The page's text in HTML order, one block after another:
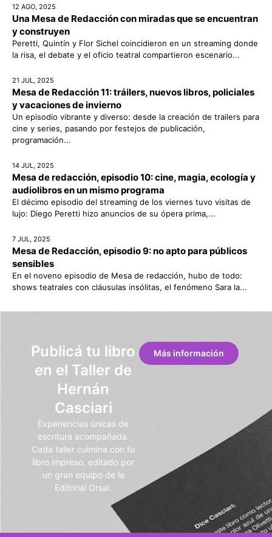
12 AGO, 2025
Una Mesa de Redacción con miradas que se encuentran
y construyen
Peretti, Quintín y Flor Sichel coincidieron en un streaming donde
la risa, el debate y el oficio teatral compartieron escenario...
21 JUL, 2025
Mesa de Redacción 11: tráilers, nuevos libros, policiales
y vacaciones de invierno
Un episodio vibrante y diverso: desde la creación de trailers para
cine y series, pasando por festejos de publicación,
programación...
14 JUL, 2025
Mesa de redacción, episodio 10: cine, magia, ecología y
audiolibros en un mismo programa
El décimo episodio del streaming de los viernes tuvo visitas de
lujo: Diego Peretti hizo anuncios de su ópera prima,...
7 JUL, 2025
Mesa de Redacción, episodio 9: no apto para públicos
sensibles
En el noveno episodio de Mesa de redacción, hubo de todo:
shows teatrales con cláusulas insólitas, el fenómeno Sara la...
Publicá tu libro
en el Taller de
Hernán
Casciari
Experiencias únicas de
escritura acompañada.
Cada taller culmina con tu
libro impreso, editado por
un gran equipo de la
Editorial Orsai.
Más información